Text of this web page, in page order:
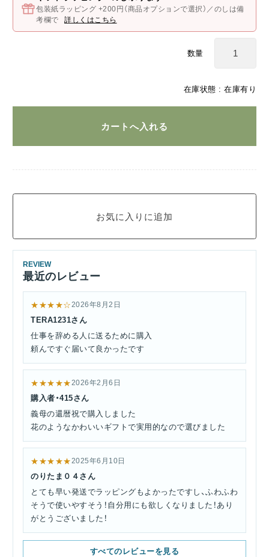
在庫状態 : 在庫有り
包装紙ラッピング +200円（商品オプションで選択）／のしは備
考欄で
詳しくはこちら
数量
REVIEW
最近のレビュー
★★★★☆2026年8月2日
TERA1231さん
仕事を辞める人に送るために購入
頼んですぐ届いて良かったです
★★★★★2026年2月6日
購入者・415さん
義母の還暦祝で購入しました
花のようなかわいいギフトで実用的なので選びました
★★★★★2025年6月10日
のりたま０４さん
とても早い発送でラッピングもよかったですし、ふわふわ
そうで使いやすそう！自分用にも欲しくなりました！あり
がとうございました！
すべてのレビューを見る